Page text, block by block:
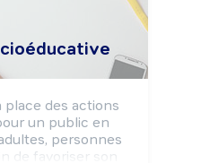
place des actions
un public en
personnes
de favoriser son